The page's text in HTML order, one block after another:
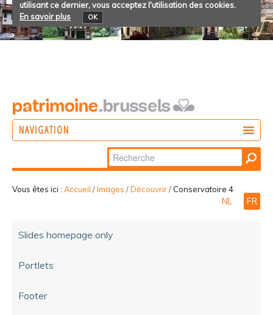
utilisant ce dernier, vous acceptez l'utilisation des cookies.
En savoir plus
OK
NAVIGATION
Chercher par
Recherche
avancée…
Vous êtes ici : Accueil /Images /Découvrir/ Conservatoire 4
NL FR
Slides homepage only
Portlets
Footer